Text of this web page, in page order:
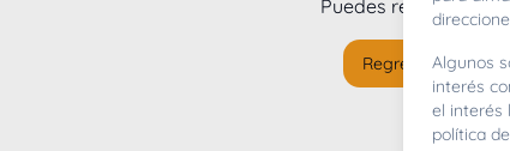
Puedes regresar al
Regresar al inicio
Algunos
interés
el interés
política